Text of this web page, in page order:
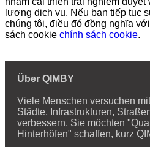
lượng dịch vụ. Nếu bạn tiếp tục
chúng tôi, điều đó đồng nghĩa
sách cookie chính sách cookie.
Über QIMBY
Viele Menschen versuchen
Städte, Infrastrukturen,
verbessern. Sie möchten
Hinterhöfen" schaffen, kurz